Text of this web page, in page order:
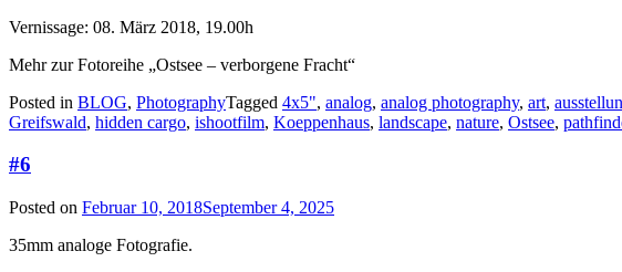
Vernissage: 08. März 2018, 19.00h
Mehr zur Fotoreihe „Ostsee – verborgene Fracht“
Posted in BLOG, PhotographyTagged 4x5", analog, analog photography, art,
Greifswald, hidden cargo, ishootfilm, Koeppenhaus, landscape, nature, Ostsee,
#6
Posted on Februar 10, 2018September 4, 2025
35mm analoge Fotografie.